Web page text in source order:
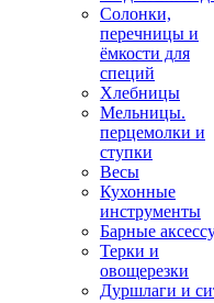
Солонки,
перечницы и
ёмкости для
специй
Хлебницы
Мельницы.
перцемолки и
ступки
Весы
Кухонные
инструменты
Барные
Терки и
овощерезки
Дуршлаги и